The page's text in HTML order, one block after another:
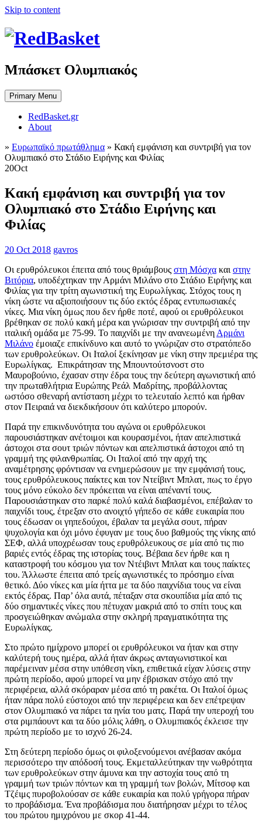
Skip to content
Μπάσκετ Ολυμπιακός
Primary Menu
RedBasket.gr
About
» Ευρωπαϊκό πρωτάθλημα » Κακή εμφάνιση και συντριβή για τον
Ολυμπιακό στο Στάδιο Ειρήνης και Φιλίας
20Oct
Κακή εμφάνιση και συντριβή για τον
Ολυμπιακό στο Στάδιο Ειρήνης και
Φιλίας
20 Oct 2018 gavros
Οι ερυθρόλευκοι έπειτα από τους θριάμβους στη Μόσχα και στην
Βιτόρια, υποδέχτηκαν την Αρμάνι Μιλάνο στο Στάδιο Ειρήνης και
Φιλίας για την τρίτη αγωνιστική της Ευρωλίγκας. Στόχος τους η
νίκη ώστε να αξιοποιήσουν τις δύο εκτός έδρας εντυπωσιακές
νίκες. Μια νίκη όμως που δεν ήρθε ποτέ, αφού οι ερυθρόλευκοι
βρέθηκαν σε πολύ κακή μέρα και γνώρισαν την συντριβή από την
ιταλική ομάδα με 75-99. Το παιχνίδι με την ανανεωμένη Αρμάνι
Μιλάνο έμοιαζε επικίνδυνο και αυτό το γνώριζαν στο στρατόπεδο
των ερυθρολεύκων. Οι Ιταλοί ξεκίνησαν με νίκη στην πρεμιέρα της
Ευρωλίγκας. Επικράτησαν της Μπουντούτσνοστ στο
Μαυροβούνιο, έχασαν στην έδρα τους την δεύτερη αγωνιστική από
την πρωταθλήτρια Ευρώπης Ρεάλ Μαδρίτης, προβάλλοντας
ωστόσο σθεναρή αντίσταση μέχρι το τελευταίο λεπτό και ήρθαν
στον Πειραιά να διεκδικήσουν ότι καλύτερο μπορούν.
Παρά την επικινδυνότητα του αγώνα οι ερυθρόλευκοι
παρουσιάστηκαν ανέτοιμοι και κουρασμένοι, ήταν απελπιστικά
άστοχοι στα σουτ τριών πόντων και απελπιστικά άστοχοι από τη
γραμμή της φιλανθρωπίας. Οι Ιταλοί από την αρχή της
αναμέτρησης φρόντισαν να ενημερώσουν με την εμφάνισή τους,
τους ερυθρόλευκους παίκτες και τον Ντείβιντ Μπλατ, πως το έργο
τους μόνο εύκολο δεν πρόκειται να είναι απέναντί τους.
Παρουσιάστηκαν στο παρκέ πολύ καλά διαβασμένοι, επέβαλαν το
παιχνίδι τους, έτρεξαν στο ανοιχτό γήπεδο σε κάθε ευκαιρία που
τους έδωσαν οι γηπεδούχοι, έβαλαν τα μεγάλα σουτ, πήραν
ψυχολογία και όχι μόνο έφυγαν με τους δυο βαθμούς της νίκης από
ΣΕΦ, αλλά υποχρέωσαν τους ερυθρόλευκους σε μία από τις πιο
βαριές εντός έδρας της ιστορίας τους. Βέβαια δεν ήρθε και η
καταστροφή του κόσμου για τον Ντέιβιντ Μπλατ και τους παίκτες
του. Άλλωστε έπειτα από τρείς αγωνιστικές το πρόσημο είναι
θετικό. Δύο νίκες και μία ήττα με τα δύο παιχνίδια τους να είναι
εκτός έδρας. Παρ’ όλα αυτά, πέταξαν στα σκουπίδια μία από τις
δύο σημαντικές νίκες που πέτυχαν μακριά από το σπίτι τους και
προσγειώθηκαν ανώμαλα στην σκληρή πραγματικότητα της
Ευρωλίγκας.
Στο πρώτο ημίχρονο μπορεί οι ερυθρόλευκοι να ήταν και στην
καλύτερή τους ημέρα, αλλά ήταν άκρως ανταγωνιστικοί και
παρέμειναν μέσα στην υπόθεση νίκη, επιθετικά είχαν λύσεις στην
πρώτη περίοδο, αφού μπορεί να μην έβρισκαν στόχο από την
περιφέρεια, αλλά σκόραραν μέσα από τη ρακέτα. Οι Ιταλοί όμως
ήταν πάρα πολύ εύστοχοι από την περιφέρεια και δεν επέτρεψαν
στον Ολυμπιακό να πάρει τα ηνία του ματς. Παρά την υπεροχή του
στα ριμπάουντ και τα δύο μόλις λάθη, ο Ολυμπιακός έκλεισε την
πρώτη περίοδο με το ισχνό 26-24.
Στη δεύτερη περίοδο όμως οι φιλοξενούμενοι ανέβασαν ακόμα
περισσότερο την απόδοσή τους. Εκμεταλλεύτηκαν την νωθρότητα
των ερυθρολεύκων στην άμυνα και την αστοχία τους από τη
γραμμή των τριών πόντων και τη γραμμή των βολών, Μίτσοφ και
Τζέιμς πυροβολούσαν σε κάθε ευκαιρία και πολύ γρήγορα πήραν
το προβάδισμα. Ένα προβάδισμα που διατήρησαν μέχρι το τέλος
του πρώτου ημιχρόνου με σκορ 41-44.